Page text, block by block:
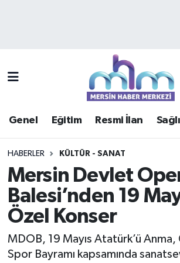
Genel Eğitim Resmi İlan
HABERLER KÜLTÜR - SANAT
Mersin Devlet
Balesi’nden 19
Özel Konser
MDOB, 19 Mayıs Atatürk’ü Anma,
Spor Bayramı kapsamında
Güncel
Haberde insan
Kültür - Sanat
Mersin Trafik Yoğunluk Haritası
Süper Lig Puan Durumu ve
Haber Arşivi